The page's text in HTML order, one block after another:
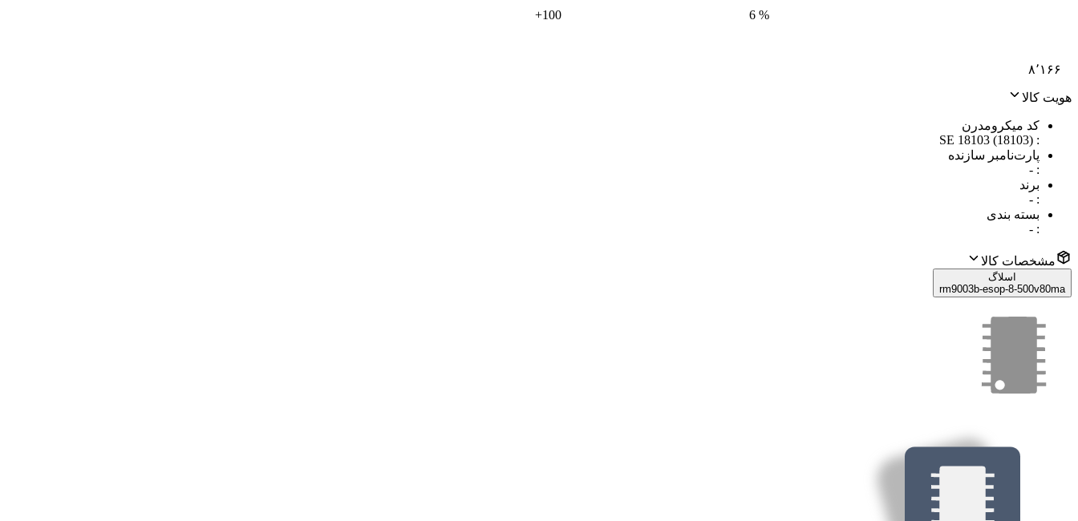
۸٬۱۶۶
%
6
100
+
هویت کالا
کد میکرومدرن
:
SE 18103 (18103)
پارت‌نامبر سازنده
:
-
برند
:
-
بسته بندی
:
-
مشخصات کالا
اسلاگ
rm9003b-esop-8-500v80ma